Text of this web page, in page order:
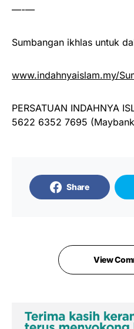
—-—
Sumbangan ikhlas untuk
www.indahnyaislam.my/
PERSATUAN INDAHNYA
5622 6352 7695
Share
View